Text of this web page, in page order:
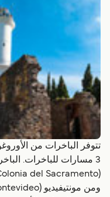
3 مسارات للباخرات.